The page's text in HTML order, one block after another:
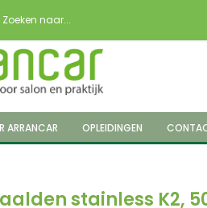
ARRANCAR OPLEIDINGEN
stainless K2,